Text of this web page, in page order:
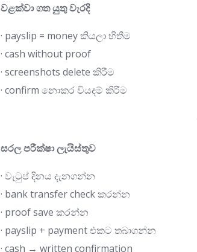
වළක්වා ගත යුතු වැරදි
· payslip = money කියලා හිතීම
· cash without proof
· screenshots delete කිරීම
· confirm නොකර වියදම් කිරීම
සරල පරීක්ෂා ලැයිස්තුව
· වැටුප් දිනය දැනගන්න
· bank transfer check කරන්න
· proof save කරන්න
· payslip + payment එකට තබාගන්න
· cash → written confirmation